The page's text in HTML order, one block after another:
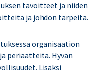
tavoitteet ja niiden
ja johdon tarpeita.
organisaation
periaatteita. Hyvän
Lisäksi